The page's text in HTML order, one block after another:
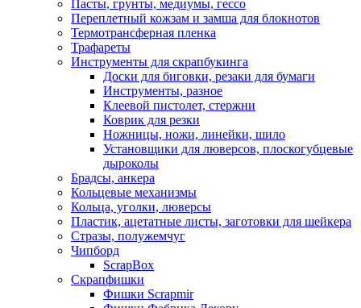
Пасты, грунты, медиумы, гессо
Переплетный кожзам и замша для блокнотов
Термотрансферная пленка
Трафареты
Инструменты для скрапбукинга
Доски для биговки, резаки для бумаги
Инструменты, разное
Клеевой пистолет, стержни
Коврик для резки
Ножницы, ножи, линейки, шило
Установщики для люверсов, плоскогубцевые
дыроколы
Брадсы, анкера
Кольцевые механизмы
Кольца, уголки, люверсы
Пластик, ацетатные листы, заготовки для шейкера
Стразы, полужемчуг
Чипборд
ScrapBox
Скрапфишки
Фишки Scrapmir